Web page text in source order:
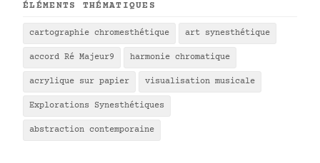
ÉLÉMENTS THÉMATIQUES
cartographie chromesthétique art synesthétique
accord Ré Majeur9 harmonie chromatique
acrylique sur papier visualisation musicale
Explorations Synesthétiques
abstraction contemporaine